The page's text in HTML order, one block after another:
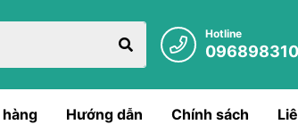
Hotline
Hướng dẫn Chính sách